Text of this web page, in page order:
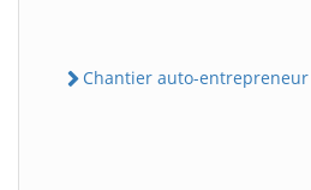
Chantier auto-entrepreneur